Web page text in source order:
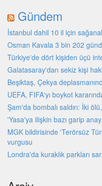
Gündem
İstanbul dahil 10 il için
Osman Kavala 3 bin 202
Türkiye'de dört kişiden üçü
Galatasaray'dan sekiz kişi
Beşiktaş, Çekya
UEFA, FIFA'yı boykot
Şam'da bombalı saldırı: İki
'Yasa'ya ilişkin bazı garip
MGK bildirisinde 'Terörsüz
vurgusu
Londra'da kuraklık parkları